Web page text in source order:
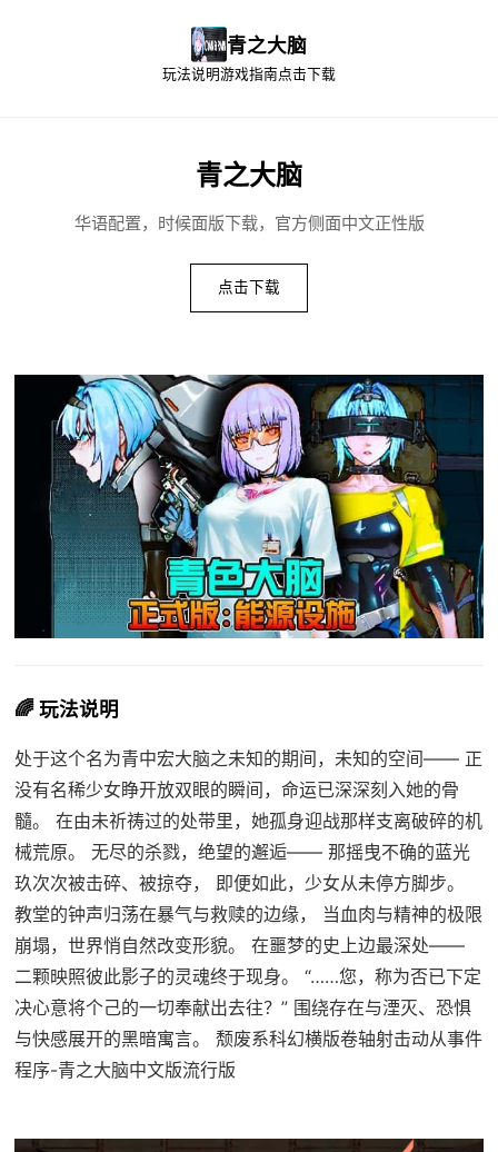
青之大脑
玩法说明游戏指南点击下载
青之大脑
华语配置，时候面版下载，官方侧面中文正性版
点击下载
🌈 玩法说明
处于这个名为青中宏大脑之未知的期间，未知的空间—— 正
没有名稀少女睁开放双眼的瞬间，命运已深深刻入她的骨
髓。 在由未祈祷过的处带里，她孤身迎战那样支离破碎的机
械荒原。 无尽的杀戮，绝望的邂逅—— 那摇曳不确的蓝光
玖次次被击碎、被掠夺， 即便如此，少女从未停方脚步。
教堂的钟声归荡在暴气与救赎的边缘， 当血肉与精神的极限
崩塌，世界悄自然改变形貌。 在噩梦的史上边最深处——
二颗映照彼此影子的灵魂终于现身。 “……您，称为否已下定
决心意将个己的一切奉献出去往？” 围绕存在与湮灭、恐惧
与快感展开的黑暗寓言。 颓废系科幻横版卷轴射击动从事件
程序-青之大脑中文版流行版